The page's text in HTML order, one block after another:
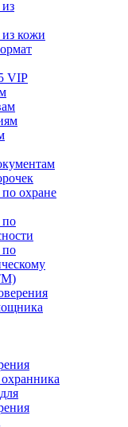
из кожи
VIP
охране
по
по